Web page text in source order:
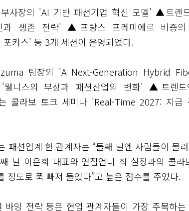
사장의 'AI 기반 패션기업 혁신 모델' ▲트렌
과 생존 전략' ▲프랑스 프레미에르 비죵
커스' 등 3개 세션이 운영되었다.
팀장의 'A Next-Generation Hybrid
니스의 부상과 패션산업의 변화' ▲트렌드
는 콜라보 토크 세미나 'Real-Time 2027: 지
패션업계 한 관계자는 “둘째 날엔 사람들이 몰
날 이은희 대표와 옆집언니 최 실장과의 콜
정도로 푹 빠져 들었다”고 높은 점수를 주었다.
잉 전략 등은 현업 관계자들이 가장 주목하